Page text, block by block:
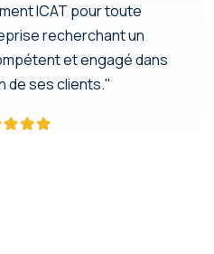
ICAT pour toute
recherchant un
et engagé dans
de ses clients."